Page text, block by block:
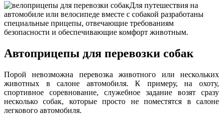
Для путешествия на
автомобиле или велосипеде вместе с собакой разработаны
специальные прицепы, отвечающие требованиям
безопасности и обеспечивающие комфорт животным.
Автоприцепы для перевозки собак
Порой невозможна перевозка животного или нескольких
животных в салоне автомобиля. К примеру, на охоту,
спортивное соревнование, служебное задание возят сразу
несколько собак, которые просто не поместятся в салоне
легкового автомобиля.